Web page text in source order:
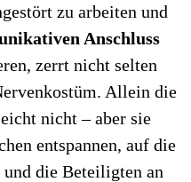
zu arbeiten und
Anschluss
zerrt nicht selten
Allein die
nicht – aber sie
entspannen, auf die
die Beteiligten an